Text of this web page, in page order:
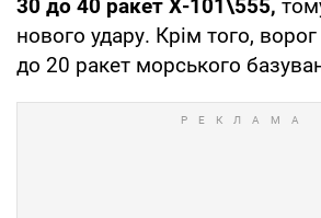
30 до 40 ракет Х-101\555,
нового удару. Крім того,
до 20 ракет морського